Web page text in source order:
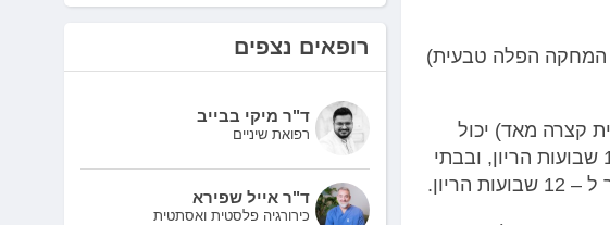
המחקה הפלה טבעית)
קצרה מאד) יכול
להתבצע בכל המוסדות המבצעים הפסקות הריון עד 12 שבועות הריון, ובבתי
רופאים נצפים
ד"ר מיקי בבייב
רפואת שיניים
ד"ר אייל שפירא
כירורגיה פלסטית ואסתטית